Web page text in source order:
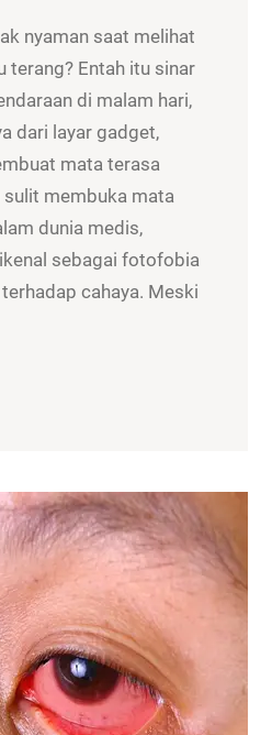
nyaman saat melihat
terang? Entah itu sinar
di malam hari,
dari layar gadget,
mata terasa
sulit membuka mata
dunia medis,
sebagai fotofobia
cahaya. Meski